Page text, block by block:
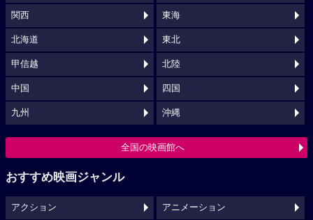
関西 東海
北海道 東北
甲信越 北陸
中国 四国
九州 沖縄
全国の映画館へ
おすすめ映画ジャンル
アクション アニメーション